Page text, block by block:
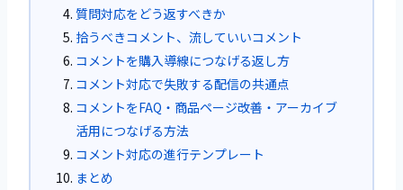
質問対応をどう返すべきか
拾うべきコメント、流していいコメント
コメントを購入導線につなげる返し方
コメント対応で失敗する配信の共通点
コメントをFAQ・商品ページ改善・アーカイブ
活用につなげる方法
コメント対応の進行テンプレート
まとめ